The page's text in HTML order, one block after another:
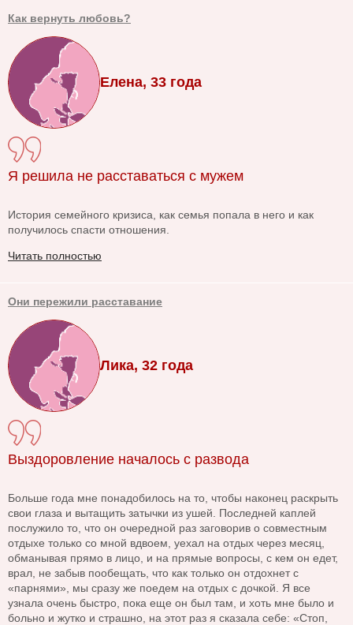
Как вернуть любовь?
Елена, 33 года
Я решила не расставаться с мужем
История семейного кризиса, как семья попала в него и как
получилось спасти отношения.
Читать полностью
Они пережили расставание
Лика, 32 года
Выздоровление началось с развода
Больше года мне понадобилось на то, чтобы наконец раскрыть
свои глаза и вытащить затычки из ушей. Последней каплей
послужило то, что он очередной раз заговорив о совместным
отдыхе только со мной вдвоем, уехал на отдых через месяц,
обманывая прямо в лицо, и на прямые вопросы, с кем он едет,
врал, не забыв пообещать, что как только он отдохнет с
«парнями», мы сразу же поедем на отдых с дочкой. Я все
узнала очень быстро, пока еще он был там, и хоть мне было и
больно и жутко и страшно, на этот раз я сказала себе: «Стоп,